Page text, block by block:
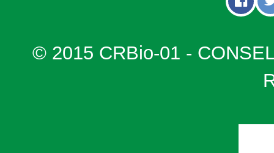
© 2015 CRBio-01 -